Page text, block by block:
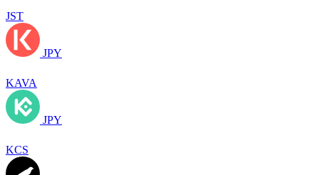
JST
JPY
KAVA
JPY
KCS